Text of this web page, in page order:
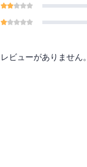
レビューがありません。